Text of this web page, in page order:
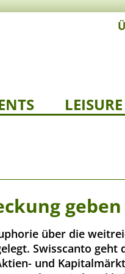
LEISURE
geben
über die
Swisscanto geht
und